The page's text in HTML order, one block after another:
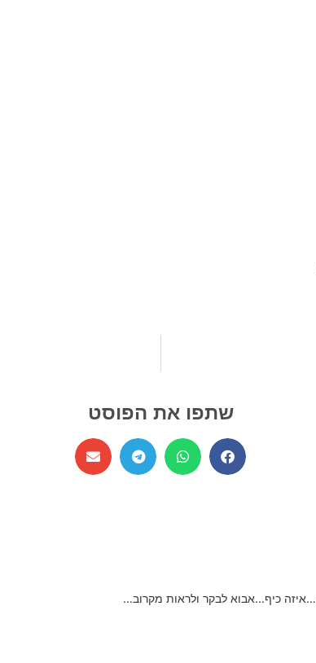
שתפו את הפוסט
כיף…אבוא לבקר ולראות מקרוב…